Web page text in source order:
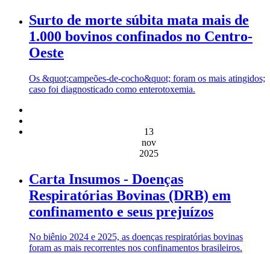
Surto de morte súbita mata mais de
1.000 bovinos confinados no Centro-
Oeste
Os &quot;campeões-de-cocho&quot; foram os mais atingidos;
caso foi diagnosticado como enterotoxemia.
13
nov
2025
Carta Insumos - Doenças
Respiratórias Bovinas (DRB) em
confinamento e seus prejuízos
No biênio 2024 e 2025, as doenças respiratórias bovinas
foram as mais recorrentes nos confinamentos brasileiros.